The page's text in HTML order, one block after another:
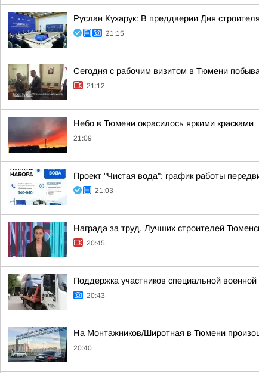
Руслан Кухарук: В преддверии Дня
21:15
Сегодня с рабочим визитом в Тюмени
21:12
Небо в Тюмени окрасилось яркими красками
21:09
Проект "Чистая вода": график работы
21:03
Награда за труд. Лучших строителей
20:45
Поддержка участников специальной
20:43
На Монтажников/Широтная в Тюмени
20:40